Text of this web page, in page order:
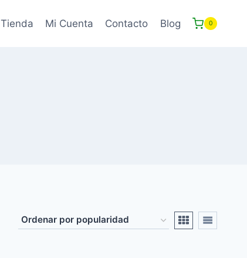
Tienda Mi Cuenta Contacto Blog 0